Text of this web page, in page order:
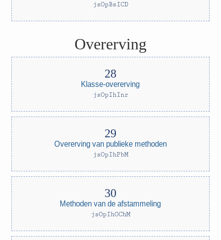
jsOpBsICD
Overerving
Klasse-overerving
jsOpIhInr
Overerving van publieke methoden
jsOpIhPbM
Methoden van de afstammeling
jsOpIhOChM